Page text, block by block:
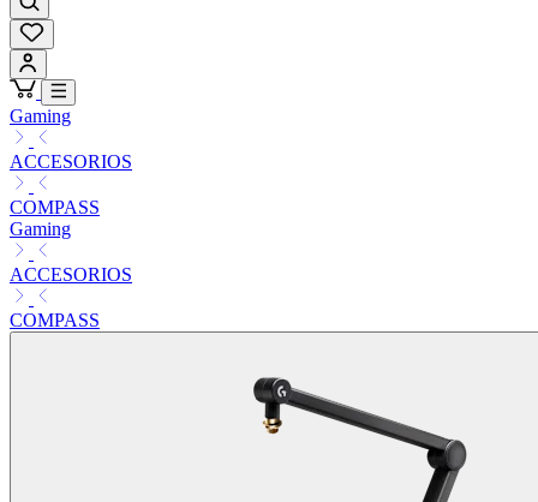
Gaming
ACCESORIOS
COMPASS
Gaming
ACCESORIOS
COMPASS